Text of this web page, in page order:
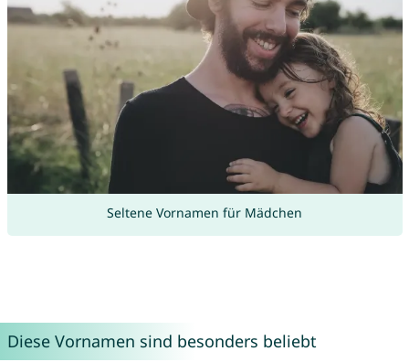
Seltene Vornamen für Mädchen
Diese Vornamen sind besonders beliebt